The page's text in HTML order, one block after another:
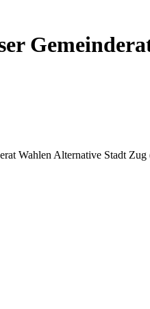
Wahlen Alternative Stadt Zug